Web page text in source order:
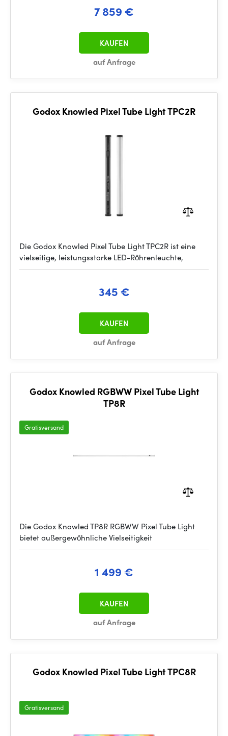
7 859 €
auf Anfrage
KAUFEN
Godox Knowled Pixel Tube Light TPC2R
Die Godox Knowled Pixel Tube Light TPC2R ist eine
vielseitige, leistungsstarke LED-Röhrenleuchte,
345 €
auf Anfrage
KAUFEN
Godox Knowled RGBWW Pixel Tube Light
TP8R
Gratisversand
Die Godox Knowled TP8R RGBWW Pixel Tube Light
bietet außergewöhnliche Vielseitigkeit
1 499 €
auf Anfrage
KAUFEN
Godox Knowled Pixel Tube Light TPC8R
Gratisversand